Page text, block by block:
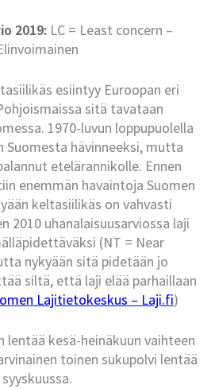
2019: LC = Least concern –
esiintyy Euroopan eri
sitä tavataan
1970-luvun loppupuolella
Suomesta hävinneeksi, mutta
etelärannikolle. Ennen
enemmän havaintoja Suomen
keltasiilikäs on vahvasti
2010 uhanalaisuusarviossa laji
(NT = Near
nykyään sitä pidetään jo
siltä, että laji elää parhaillaan
Lajitietokeskus – Laji.fi)
lentää kesä-heinäkuun vaihteen
toinen sukupolvi lentää
syyskuussa.